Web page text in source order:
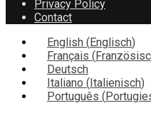
Privacy Policy
Contact
English ( Englisch)
Français (
Deutsch
Italiano ( Italienisch)
Português (